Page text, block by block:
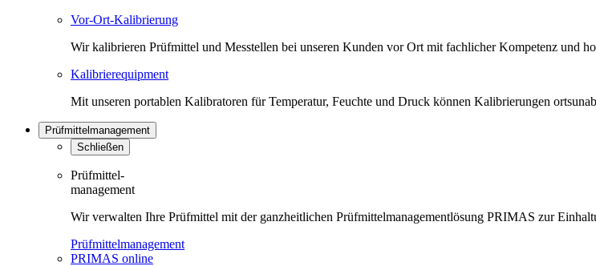
Vor-Ort-Kalibrierung
Wir kalibrieren Prüfmittel und Messtellen bei unseren Kunden vor Ort mit fachlicher Kompetenz und
Kalibrierequipment
Mit unseren portablen Kalibratoren für Temperatur, Feuchte und Druck können Kalibrierungen
Prüfmittelmanagement
Schließen
Prüfmittel-
management
Wir verwalten Ihre Prüfmittel mit der ganzheitlichen Prüfmittelmanagementlösung PRIMAS zur
Prüfmittelmanagement
PRIMAS online